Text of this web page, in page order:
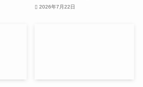
2026年7月22日